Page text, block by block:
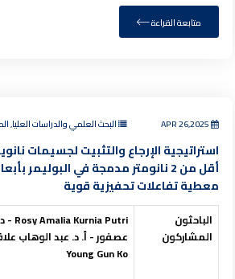
متابعة القراءة
البحث العلمي والدراسات العليا,
استراتيجية الإرجاع والتثبيت لجسيمات
أقل من 2 نانومتر مدمجة في البوليمر
معطية تفاعلات تحفيزية قوية
الباحثون
المشاركون
Rosy Amalia Kurnia Putri
-
عصفور - أ. د. عبد الوهاب
Young Gun Ko